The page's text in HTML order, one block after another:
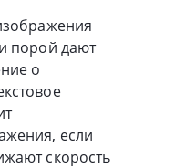
порой дают
о
если
скорость